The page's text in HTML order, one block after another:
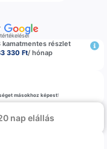
kamatmentes részlet
330 Ft/ hónap
másokhoz képest!
nap elállás